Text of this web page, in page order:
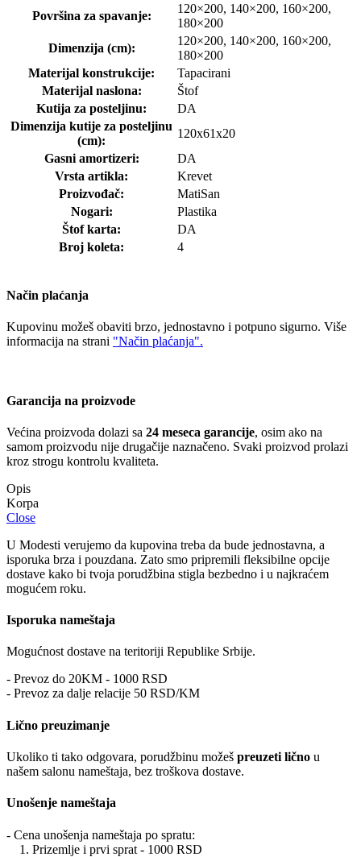
Površina za spavanje:
120×200, 140×200, 160×200,
180×200
Dimenzija (cm):
120×200, 140×200, 160×200,
180×200
Materijal konstrukcije:
Tapacirani
Materijal naslona:
Štof
Kutija za posteljinu:
DA
Dimenzija kutije za posteljinu
(cm):
120x61x20
Gasni amortizeri:
DA
Vrsta artikla:
Krevet
Proizvođač:
MatiSan
Nogari:
Plastika
Štof karta:
DA
Broj koleta:
4
Način plaćanja
Kupovinu možeš obaviti brzo, jednostavno i potpuno sigurno. Više
informacija na strani "Način plaćanja".
Garancija na proizvode
Većina proizvoda dolazi sa 24 meseca garancije, osim ako na
samom proizvodu nije drugačije naznačeno. Svaki proizvod prolazi
kroz strogu kontrolu kvaliteta.
Opis
Close
U Modesti verujemo da kupovina treba da bude jednostavna, a
isporuka brza i pouzdana. Zato smo pripremili fleksibilne opcije
dostave kako bi tvoja porudžbina stigla bezbedno i u najkraćem
mogućem roku.
Isporuka nameštaja
Mogućnost dostave na teritoriji Republike Srbije.
- Prevoz do 20KM - 1000 RSD
- Prevoz za dalje relacije 50 RSD/KM
Lično preuzimanje
Ukoliko ti tako odgovara, porudžbinu možeš preuzeti lično u
našem salonu nameštaja, bez troškova dostave.
Unošenje nameštaja
- Cena unošenja nameštaja po spratu:
1. Prizemlje i prvi sprat - 1000 RSD